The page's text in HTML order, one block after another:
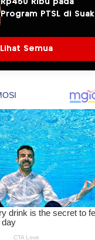
Program PTSL di Suak
Warga Khawatir Kasus
Sembawa Terulang
Lihat Semua